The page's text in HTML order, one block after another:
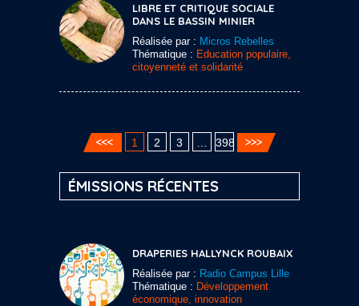
LIBRE ET CRITIQUE SOCIALE
DANS LE BASSIN MINIER
Réalisée par : Micros Rebelles
Thématique : Education populaire,
citoyenneté et solidarité
1 2 3 398
ÉMISSIONS RÉCENTES
DRAPERIES HALLYNCK ROUBAIX
Réalisée par : Radio Campus Lille
Thématique : Développement
économique, innovation